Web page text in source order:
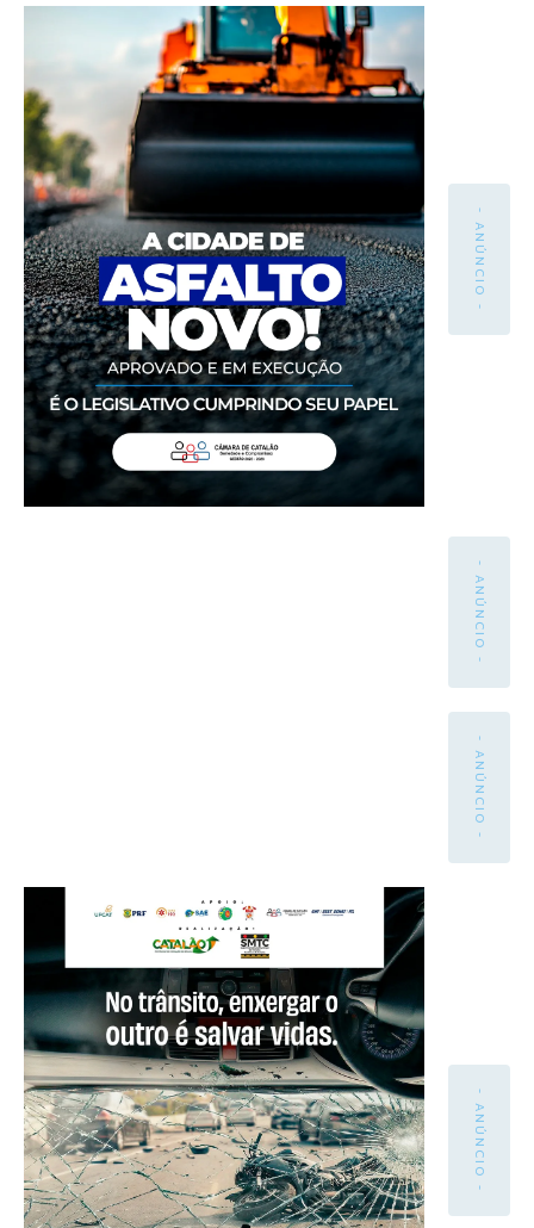
- ANÚNCIO -
- ANÚNCIO -
- ANÚNCIO -
- ANÚNCIO -